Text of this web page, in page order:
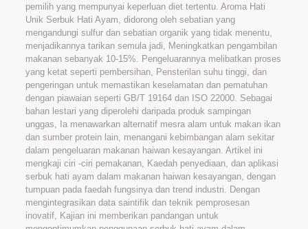
pemilih yang mempunyai keperluan diet tertentu. Aroma Hati
Unik Serbuk Hati Ayam, didorong oleh sebatian yang
mengandungi sulfur dan sebatian organik yang tidak menentu,
menjadikannya tarikan semula jadi, Meningkatkan pengambilan
makanan sebanyak 10-15%. Pengeluarannya melibatkan proses
yang ketat seperti pembersihan, Pensterilan suhu tinggi, dan
pengeringan untuk memastikan keselamatan dan pematuhan
dengan piawaian seperti GB/T 19164 dan ISO 22000. Sebagai
bahan lestari yang diperolehi daripada produk sampingan
unggas, Ia menawarkan alternatif mesra alam untuk makan ikan
dan sumber protein lain, menangani kebimbangan alam sekitar
dalam pengeluaran makanan haiwan kesayangan. Artikel ini
mengkaji ciri -ciri pemakanan, Kaedah penyediaan, dan aplikasi
serbuk hati ayam dalam makanan haiwan kesayangan, dengan
tumpuan pada faedah fungsinya dan trend industri. Dengan
mengintegrasikan data saintifik dan teknik pemprosesan
inovatif, Kajian ini memberikan pandangan untuk